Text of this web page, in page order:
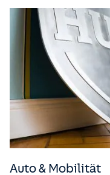
Auto & Mobilität